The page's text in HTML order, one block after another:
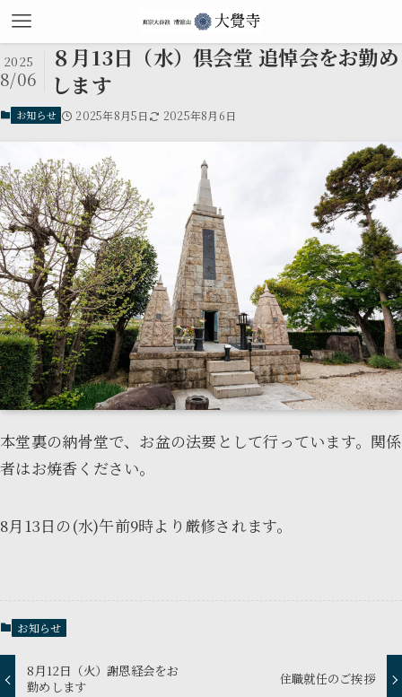
８月13日（水）倶会堂 追悼会をお勤め
します
2025
8/06
お知らせ 2025年8月5日 2025年8月6日
本堂裏の納骨堂で、お盆の法要として行っています。関係
者はお焼香ください。
8月13日の(水)午前9時より厳修されます。
お知らせ
8月12日（火）謝恩経会をお
勤めします
住職就任のご挨拶